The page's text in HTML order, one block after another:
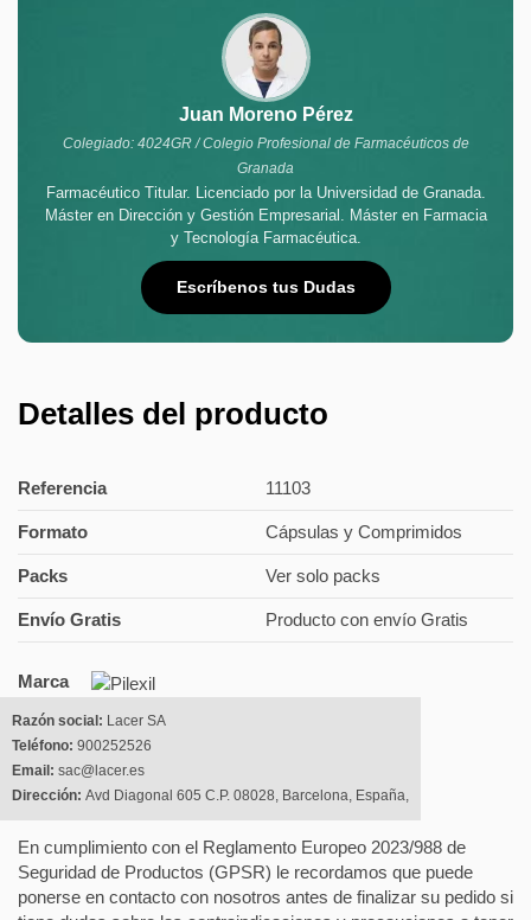
Juan Moreno Pérez
Colegiado: 4024GR / Colegio Profesional de Farmacéuticos de
Granada
Farmacéutico Titular. Licenciado por la Universidad de Granada.
Máster en Dirección y Gestión Empresarial. Máster en Farmacia
y Tecnología Farmacéutica.
Escríbenos tus Dudas
Detalles del producto
Referencia 11103
Formato Cápsulas y Comprimidos
Packs Ver solo packs
Envío Gratis Producto con envío Gratis
Marca
Razón social: Lacer SA
Teléfono: 900252526
Email: sac@lacer.es
Dirección: Avd Diagonal 605 C.P. 08028, Barcelona, España,
En cumplimiento con el Reglamento Europeo 2023/988 de
Seguridad de Productos (GPSR) le recordamos que puede
ponerse en contacto con nosotros antes de finalizar su pedido si